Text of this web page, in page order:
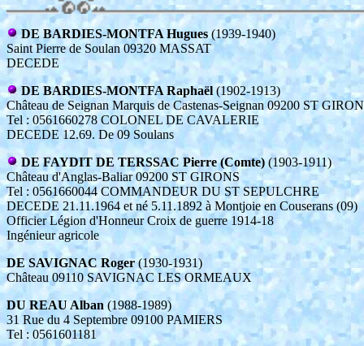
DE BARDIES-MONTFA Hugues (1939-1940)
Saint Pierre de Soulan 09320 MASSAT
DECEDE
DE BARDIES-MONTFA Raphaël(1902-1913)
Château de Seignan Marquis de Castenas-Seignan 09200 ST
Tel : 0561660278 COLONEL DE CAVALERIE
DECEDE 12.69. De 09 Soulans
DE FAYDIT DE TERSSAC Pierre (Comte) (1903-1911)
Château d'Anglas-Baliar 09200 ST GIRONS
Tel : 0561660044 COMMANDEUR DU ST SEPULCHRE
DECEDE 21.11.1964 et né 5.11.1892 à Montjoie en Couserans (09)
Officier Légion d'Honneur Croix de guerre 1914-18
Ingénieur agricole
DE SAVIGNAC Roger(1930-1931)
Château 09110 SAVIGNAC LES ORMEAUX
DU REAU Alban (1988-1989)
31 Rue du 4 Septembre 09100 PAMIERS
Tel : 0561601181